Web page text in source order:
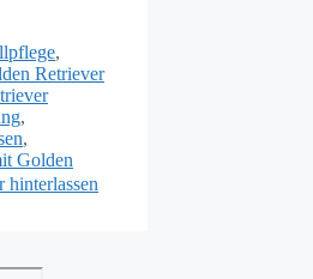
,
Retriever
,
,
Golden
hinterlassen